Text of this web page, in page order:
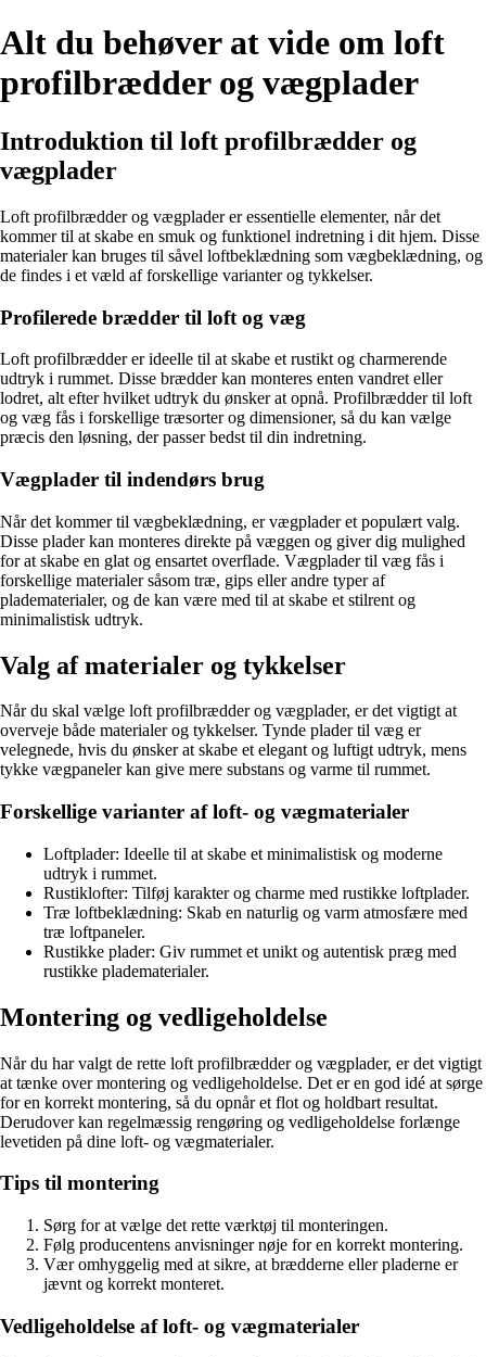
Alt du behøver at vide om loft
profilbrædder og vægplader
Introduktion til loft profilbrædder og
vægplader
Loft profilbrædder og vægplader er essentielle elementer, når det
kommer til at skabe en smuk og funktionel indretning i dit hjem. Disse
materialer kan bruges til såvel loftbeklædning som vægbeklædning, og
de findes i et væld af forskellige varianter og tykkelser.
Profilerede brædder til loft og væg
Loft profilbrædder er ideelle til at skabe et rustikt og charmerende
udtryk i rummet. Disse brædder kan monteres enten vandret eller
lodret, alt efter hvilket udtryk du ønsker at opnå. Profilbrædder til loft
og væg fås i forskellige træsorter og dimensioner, så du kan vælge
præcis den løsning, der passer bedst til din indretning.
Vægplader til indendørs brug
Når det kommer til vægbeklædning, er vægplader et populært valg.
Disse plader kan monteres direkte på væggen og giver dig mulighed
for at skabe en glat og ensartet overflade. Vægplader til væg fås i
forskellige materialer såsom træ, gips eller andre typer af
pladematerialer, og de kan være med til at skabe et stilrent og
minimalistisk udtryk.
Valg af materialer og tykkelser
Når du skal vælge loft profilbrædder og vægplader, er det vigtigt at
overveje både materialer og tykkelser. Tynde plader til væg er
velegnede, hvis du ønsker at skabe et elegant og luftigt udtryk, mens
tykke vægpaneler kan give mere substans og varme til rummet.
Forskellige varianter af loft- og vægmaterialer
Loftplader: Ideelle til at skabe et minimalistisk og moderne
udtryk i rummet.
Rustiklofter: Tilføj karakter og charme med rustikke loftplader.
Træ loftbeklædning: Skab en naturlig og varm atmosfære med
træ loftpaneler.
Rustikke plader: Giv rummet et unikt og autentisk præg med
rustikke pladematerialer.
Montering og vedligeholdelse
Når du har valgt de rette loft profilbrædder og vægplader, er det vigtigt
at tænke over montering og vedligeholdelse. Det er en god idé at sørge
for en korrekt montering, så du opnår et flot og holdbart resultat.
Derudover kan regelmæssig rengøring og vedligeholdelse forlænge
levetiden på dine loft- og vægmaterialer.
Tips til montering
Sørg for at vælge det rette værktøj til monteringen.
Følg producentens anvisninger nøje for en korrekt montering.
Vær omhyggelig med at sikre, at brædderne eller pladerne er
jævnt og korrekt monteret.
Vedligeholdelse af loft- og vægmaterialer